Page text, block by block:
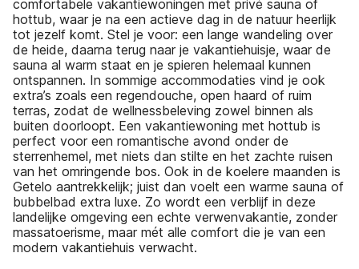
comfortabele vakantiewoningen met privé sauna of
hottub, waar je na een actieve dag in de natuur heerlijk
tot jezelf komt. Stel je voor: een lange wandeling over
de heide, daarna terug naar je vakantiehuisje, waar de
sauna al warm staat en je spieren helemaal kunnen
ontspannen. In sommige accommodaties vind je ook
extra’s zoals een regendouche, open haard of ruim
terras, zodat de wellnessbeleving zowel binnen als
buiten doorloopt. Een vakantiewoning met hottub is
perfect voor een romantische avond onder de
sterrenhemel, met niets dan stilte en het zachte ruisen
van het omringende bos. Ook in de koelere maanden is
Getelo aantrekkelijk; juist dan voelt een warme sauna of
bubbelbad extra luxe. Zo wordt een verblijf in deze
landelijke omgeving een echte verwenvakantie, zonder
massatoerisme, maar mét alle comfort die je van een
modern vakantiehuis verwacht.